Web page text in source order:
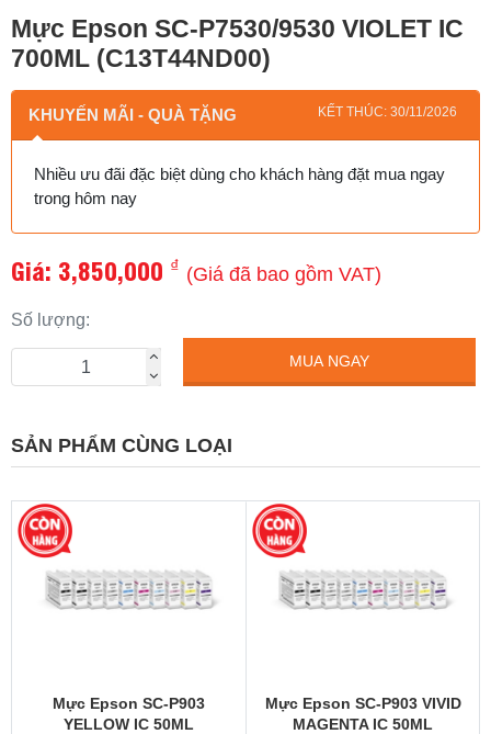
Mực Epson SC-P7530/9530 VIOLET IC
700ML (C13T44ND00)
KHUYẾN MÃI - QUÀ TẶNG KẾT THÚC: 30/11/2026
Nhiều ưu đãi đặc biệt dùng cho khách hàng đặt mua ngay
trong hôm nay
Giá: 3,850,000 ₫ (Giá đã bao gồm VAT)
Số lượng:
MUA NGAY
SẢN PHẨM CÙNG LOẠI
Mực Epson SC-P903
YELLOW IC 50ML
Mực Epson SC-P903 VIVID
MAGENTA IC 50ML